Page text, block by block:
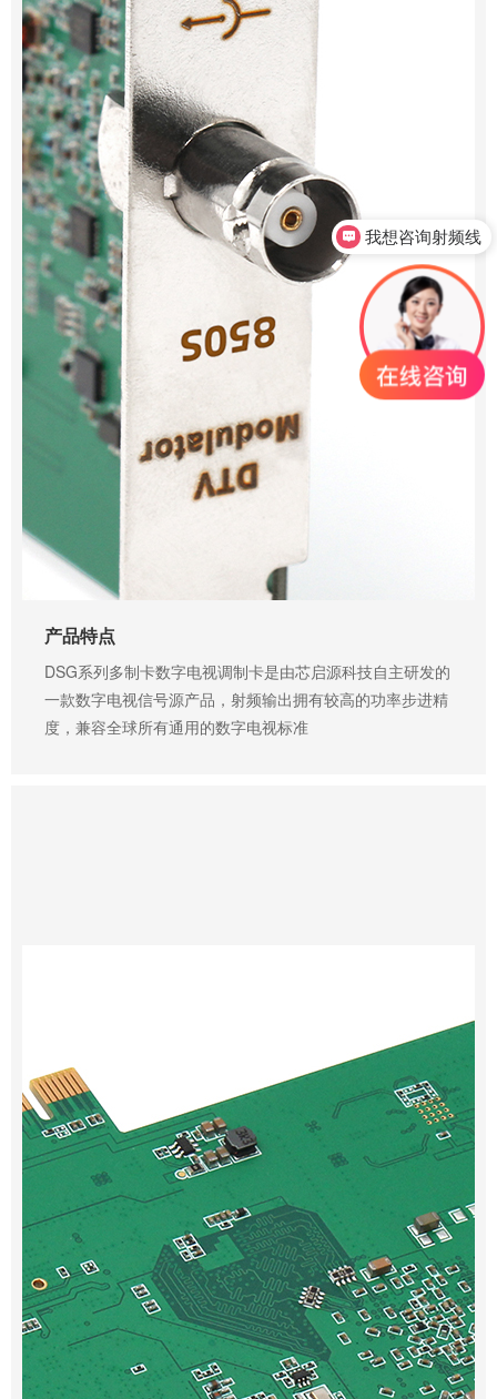
0755-23345158
产品特点
DSG系列多制卡数字电视调制卡是由芯启源科技自主研发的
一款数字电视信号源产品，射频输出拥有较高的功率步进精
度，兼容全球所有通用的数字电视标准
我想咨询射频连接器